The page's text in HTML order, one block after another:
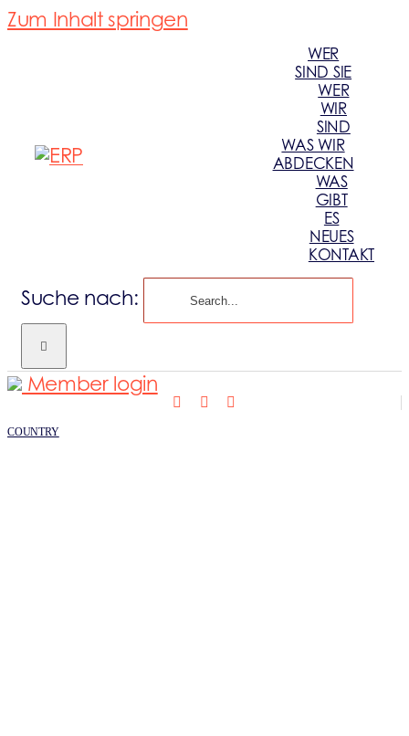
Zum Inhalt springen
WER
SIND SIE
WER
WIR
SIND
WAS WIR
ABDECKEN
WAS
GIBT
ES
NEUES
KONTAKT
Suche nach:
COUNTRY
Member login